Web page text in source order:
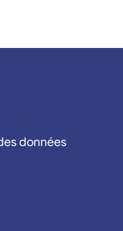
données